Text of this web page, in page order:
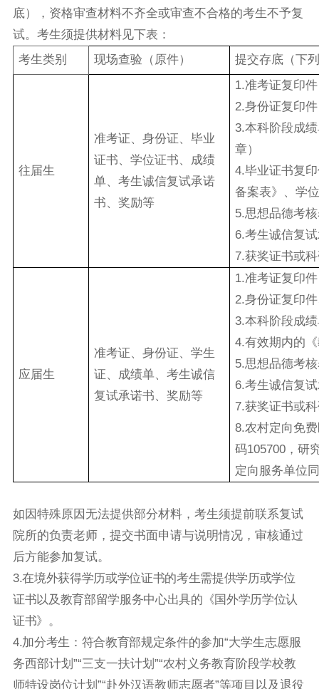
底），资格审查材料不齐全或审查不合格的考生不予复
试。考生须提供材料见下表：
考生类别
现场查验（原件） 提交存底（下
往届生
准考证、身份证、毕业
证书、学位证书、成绩
单、考生诚信复试承诺
书、奖励等
1.准考证复印件
2.身份证复印件
3.本科阶段成
章）
4.毕业证书复
备案表》、学
5.思想品德考
6.考生诚信复
7.获奖证书或
应届生
准考证、身份证、学生
证、成绩单、考生诚信
复试承诺书、奖励等
1.准考证复印件
2.身份证复印
3.本科阶段成
4.有效期内的
5.思想品德考
6.考生诚信复
7.获奖证书或
8.农村定向免
码105700，研
定向服务单位
如因特殊原因无法提供部分材料，考生须提前联系复试
院所的负责老师，提交书面申请与说明情况，审核通过
后方能参加复试。
3.在境外获得学历或学位证书的考生需提供学历或学位
证书以及教育部留学服务中心出具的《国外学历学位认
证书》。
4.加分考生：符合教育部规定条件的参加“大学生志愿服
务西部计划”“三支一扶计划”“农村义务教育阶段学校教
师特设岗位计划”“赴外汉语教师志愿者”等项目以及退役